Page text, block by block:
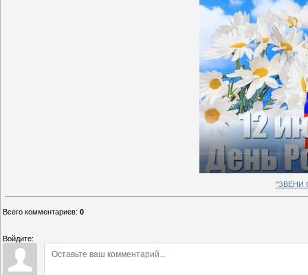
"ЗВЕНИ
Всего комментариев: 0
Войдите: